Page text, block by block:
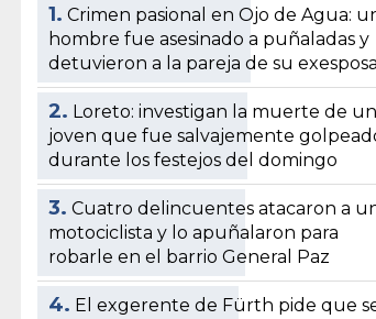
1. Crimen pasional en Ojo de Agua:
hombre fue asesinado a puñaladas y
detuvieron a la pareja de su exesposa
2. Loreto: investigan la muerte de un
joven que fue salvajemente
durante los festejos del domingo
3. Cuatro delincuentes atacaron a
motociclista y lo apuñalaron para
robarle en el barrio General Paz
4. El exgerente de Fürth pide que